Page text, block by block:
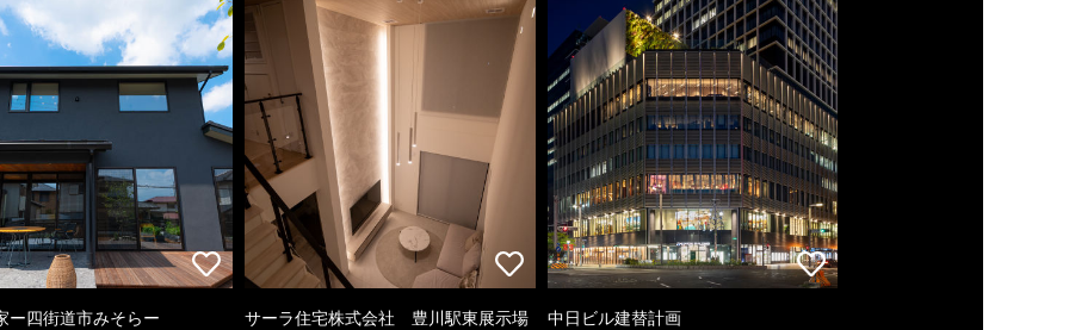
ー四街道市みそらー サーラ住宅株式会社 豊川駅東展示場 中日ビル建替計画